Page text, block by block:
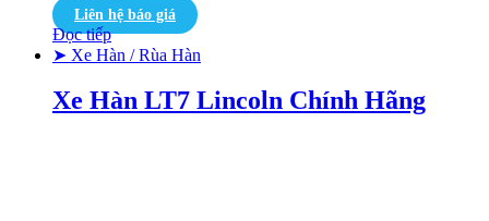
Liên hệ báo giá
Đọc tiếp
➤ Xe Hàn / Rùa Hàn
Xe Hàn LT7 Lincoln Chính Hãng